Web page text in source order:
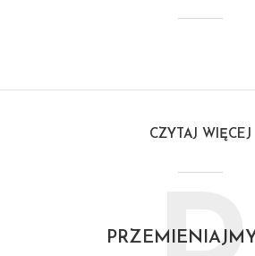
CZYTAJ WIĘCEJ